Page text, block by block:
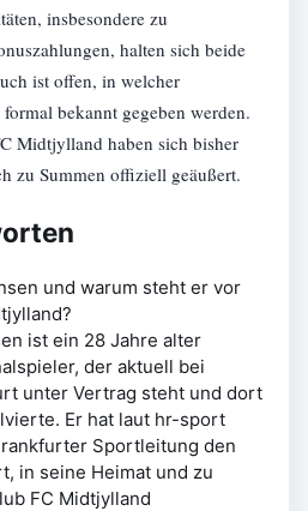
insbesondere zu
halten sich beide
ist offen, in welcher
bekannt gegeben werden.
Midtjylland haben sich bisher
zu Summen offiziell geäußert.
und warum steht er vor
ist ein 28 Jahre alter
der aktuell bei
unter Vertrag steht und dort
Er hat laut hr-sport
Sportleitung den
in seine Heimat und zu
FC Midtjylland